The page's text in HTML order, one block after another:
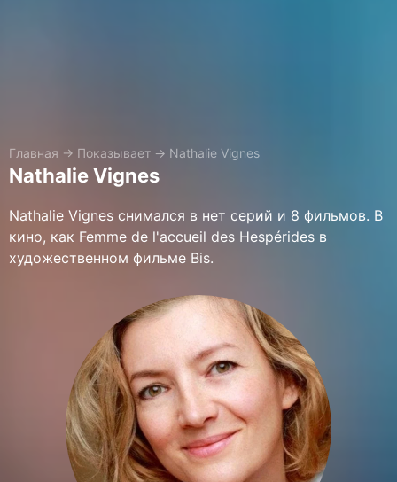
Главная → Показывает → Nathalie Vignes
Nathalie Vignes
Nathalie Vignes снимался в нет серий и 8 фильмов. В
кино, как Femme de l'accueil des Hespérides в
художественном фильме Bis.